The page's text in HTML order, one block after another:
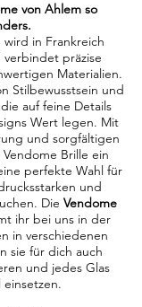
von Ahlem so
wird in Frankreich
präzise
Materialien.
Stilbewusstsein und
auf feine Details
Wert legen. Mit
und sorgfältigen
Brille ein
perfekte Wahl für
und
Die Vendome
ihr bei uns in der
in verschiedenen
sie für dich auch
und jedes Glas